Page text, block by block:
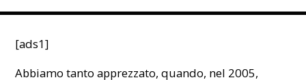
[ads1]
Abbiamo tanto apprezzato, quando, nel 2005,